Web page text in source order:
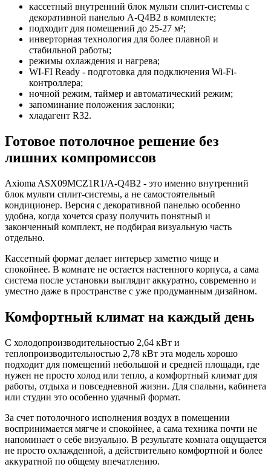
кассетный внутренний блок мульти сплит-системы с
декоративной панелью A-Q4B2 в комплекте;
подходит для помещений до 25-27 м²;
инверторная технология для более плавной и
стабильной работы;
режимы охлаждения и нагрева;
WI-FI Ready - подготовка для подключения Wi-Fi-
контроллера;
ночной режим, таймер и автоматический режим;
запоминание положения заслонки;
хладагент R32.
Готовое потолочное решение без
лишних компромиссов
Axioma ASX09MCZ1R1/A-Q4B2 - это именно внутренний
блок мульти сплит-системы, а не самостоятельный
кондиционер. Версия с декоративной панелью особенно
удобна, когда хочется сразу получить понятный и
законченный комплект, не подбирая визуальную часть
отдельно.
Кассетный формат делает интерьер заметно чище и
спокойнее. В комнате не остается настенного корпуса, а сама
система после установки выглядит аккуратно, современно и
уместно даже в пространстве с уже продуманным дизайном.
Комфортный климат на каждый день
С холодопроизводительностью 2,64 кВт и
теплопроизводительностью 2,78 кВт эта модель хорошо
подходит для помещений небольшой и средней площади, где
нужен не просто холод или тепло, а комфортный климат для
работы, отдыха и повседневной жизни. Для спальни, кабинета
или студии это особенно удачный формат.
За счет потолочного исполнения воздух в помещении
воспринимается мягче и спокойнее, а сама техника почти не
напоминает о себе визуально. В результате комната ощущается
не просто охлажденной, а действительно комфортной и более
аккуратной по общему впечатлению.